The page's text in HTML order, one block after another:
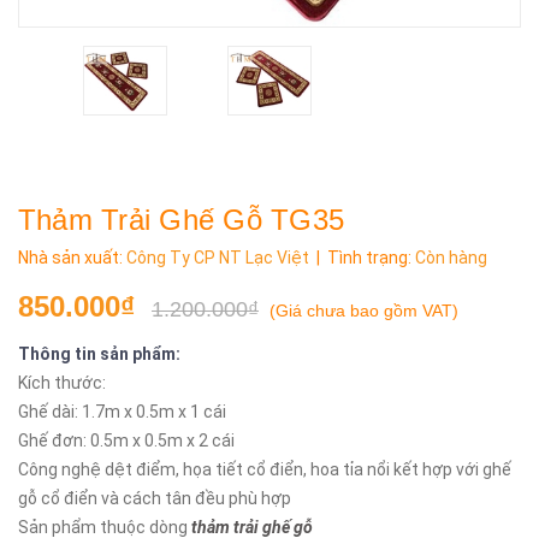
Thảm Trải Ghế Gỗ TG35
Nhà sản xuất: Công Ty CP NT Lạc Việt | Tình trạng: Còn hàng
850.000₫ 1.200.000₫ (Giá chưa bao gồm VAT)
Thông tin sản phẩm:
Kích thước:
Ghế dài: 1.7m x 0.5m x 1 cái
Ghế đơn: 0.5m x 0.5m x 2 cái
Công nghệ dệt điểm, họa tiết cổ điển, hoa tỉa nổi kết hợp với ghế
gỗ cổ điển và cách tân đều phù hợp
Sản phẩm thuộc dòng thảm trải ghế gỗ